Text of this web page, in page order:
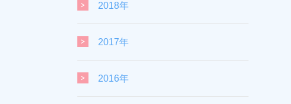
2018年
2017年
2016年